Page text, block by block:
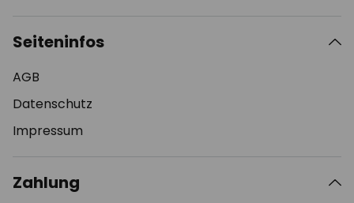
Seiteninfos
AGB
Datenschutz
Impressum
Zahlung